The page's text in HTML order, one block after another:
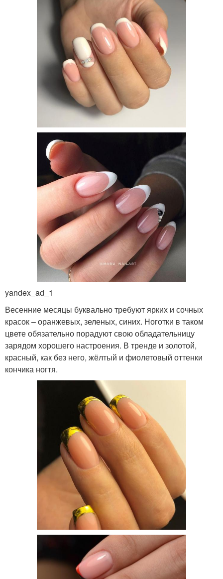
yandex_ad_1
Весенние месяцы буквально требуют ярких и сочных
красок – оранжевых, зеленых, синих. Ноготки в таком
цвете обязательно порадуют свою обладательницу
зарядом хорошего настроения. В тренде и золотой,
красный, как без него, жёлтый и фиолетовый оттенки
кончика ногтя.